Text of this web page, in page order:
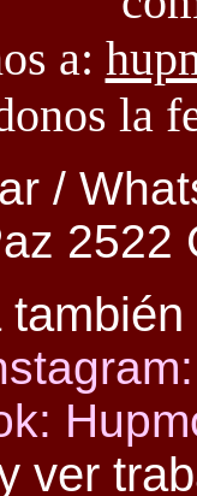
a:
la
/
2522
ver